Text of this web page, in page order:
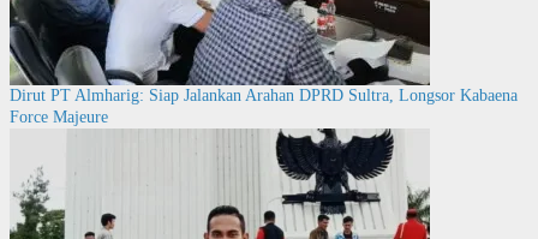
Dirut PT Almharig: Siap Jalankan Arahan DPRD Sultra, Longsor Kabaena
Force Majeure